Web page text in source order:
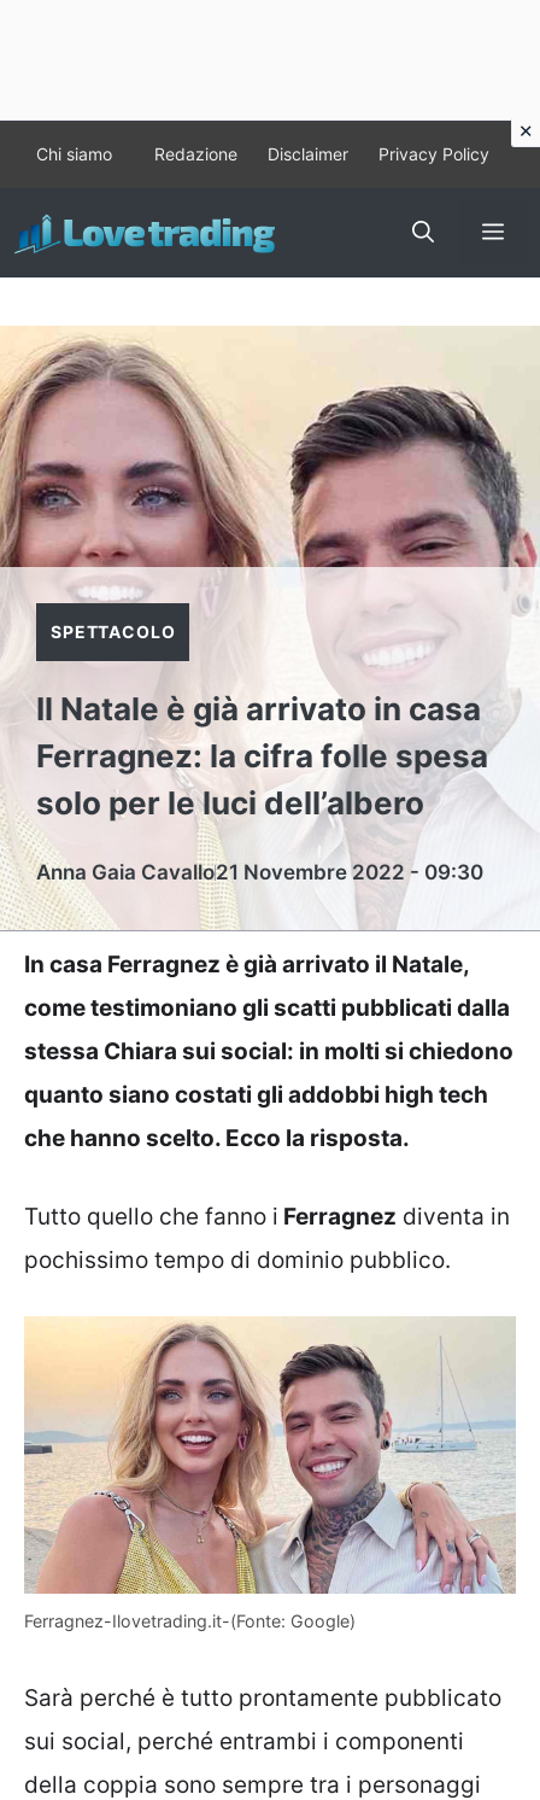
contenuto
Chi siamo Redazione Disclaimer Privacy Policy
SPETTACOLO
Il Natale è già arrivato in casa
Ferragnez: la cifra folle spesa
solo per le luci dell’albero
Anna Gaia Cavallo21 Novembre 2022 - 09:30
In casa Ferragnez è già arrivato il Natale,
come testimoniano gli scatti pubblicati dalla
stessa Chiara sui social: in molti si chiedono
quanto siano costati gli addobbi high tech
che hanno scelto. Ecco la risposta.
Tutto quello che fanno i Ferragnez diventa in
pochissimo tempo di dominio pubblico.
Ferragnez-Ilovetrading.it-(Fonte: Google)
Sarà perché è tutto prontamente pubblicato
sui social, perché entrambi i componenti
della coppia sono sempre tra i personaggi